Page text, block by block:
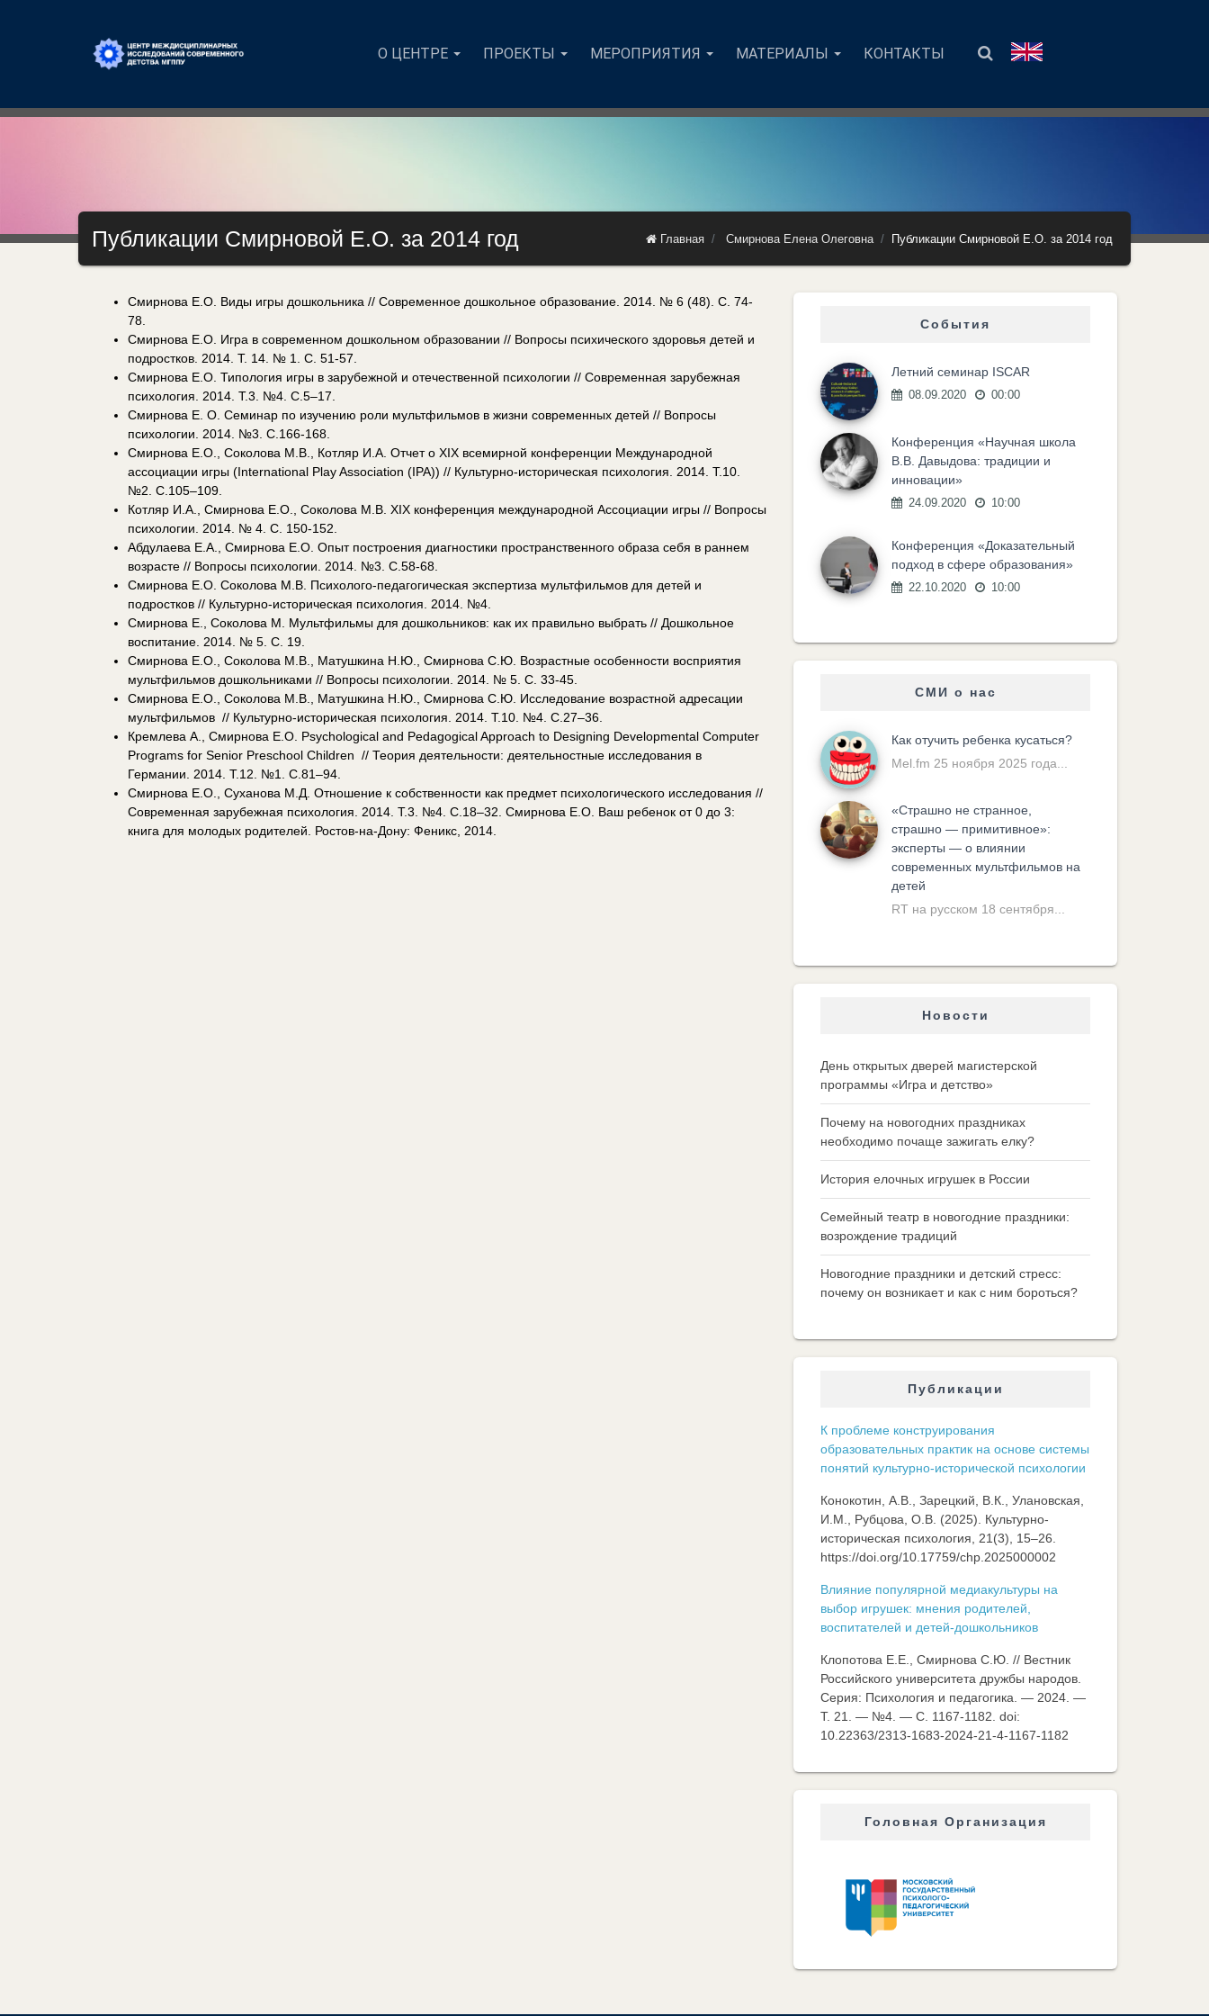
О ЦЕНТРЕ ПРОЕКТЫ МЕРОПРИЯТИЯ МАТЕРИАЛЫ КОНТАКТЫ
Публикации Смирновой Е.О. за 2014 год Главная Смирнова Елена Олеговна Публикации Смирновой Е.О. за 2014 год
Смирнова Е.О. Виды игры дошкольника // Современное дошкольное образование. 2014. № 6 (48). С. 74-
78.
Смирнова Е.О. Игра в современном дошкольном образовании // Вопросы психического здоровья детей и
подростков. 2014. Т. 14. № 1. С. 51-57.
Смирнова Е.О. Типология игры в зарубежной и отечественной психологии // Современная зарубежная
психология. 2014. Т.3. №4. С.5–17.
Смирнова Е. О. Семинар по изучению роли мультфильмов в жизни современных детей // Вопросы
психологии. 2014. №3. С.166-168.
Смирнова Е.О., Соколова М.В., Котляр И.А. Отчет о XIX всемирной конференции Международной
ассоциации игры (International Play Association (IPA)) // Культурно-историческая психология. 2014. Т.10.
№2. С.105–109.
Котляр И.А., Смирнова Е.О., Соколова М.В. XIX конференция международной Ассоциации игры // Вопросы
психологии. 2014. № 4. С. 150-152.
Абдулаева Е.А., Смирнова Е.О. Опыт построения диагностики пространственного образа себя в раннем
возрасте // Вопросы психологии. 2014. №3. С.58-68.
Смирнова Е.О. Соколова М.В. Психолого-педагогическая экспертиза мультфильмов для детей и
подростков // Культурно-историческая психология. 2014. №4.
Смирнова Е., Соколова М. Мультфильмы для дошкольников: как их правильно выбрать // Дошкольное
воспитание. 2014. № 5. С. 19.
Смирнова Е.О., Соколова М.В., Матушкина Н.Ю., Смирнова С.Ю. Возрастные особенности восприятия
мультфильмов дошкольниками // Вопросы психологии. 2014. № 5. С. 33-45.
Смирнова Е.О., Соколова М.В., Матушкина Н.Ю., Смирнова С.Ю. Исследование возрастной адресации
мультфильмов // Культурно-историческая психология. 2014. Т.10. №4. С.27–36.
Кремлева А., Смирнова Е.О. Psychological and Pedagogical Approach to Designing Developmental Computer
Programs for Senior Preschool Children // Теория деятельности: деятельностные исследования в
Германии. 2014. Т.12. №1. С.81–94.
Смирнова Е.О., Суханова М.Д. Отношение к собственности как предмет психологического исследования //
Современная зарубежная психология. 2014. Т.3. №4. С.18–32. Смирнова Е.О. Ваш ребенок от 0 до 3:
книга для молодых родителей. Ростов-на-Дону: Феникс, 2014.
События
Летний семинар ISCAR
08.09.2020 00:00
Конференция «Научная школа
В.В. Давыдова: традиции и
инновации»
24.09.2020 10:00
Конференция «Доказательный
подход в сфере образования»
22.10.2020 10:00
СМИ о нас
Как отучить ребенка кусаться?
Mel.fm 25 ноября 2025 года...
«Cтрашно не странное,
страшно — примитивное»:
эксперты — о влиянии
современных мультфильмов на
детей
RT на русском 18 сентября...
Новости
День открытых дверей магистерской
программы «Игра и детство»
Почему на новогодних праздниках
необходимо почаще зажигать елку?
История елочных игрушек в России
Семейный театр в новогодние праздники:
возрождение традиций
Новогодние праздники и детский стресс:
почему он возникает и как с ним бороться?
Публикации
К проблеме конструирования
образовательных практик на основе системы
понятий культурно-исторической психологии
Конокотин, А.В., Зарецкий, В.К., Улановская,
И.М., Рубцова, О.В. (2025). Культурно-
историческая психология, 21(3), 15–26.
https://doi.org/10.17759/chp.2025000002
Влияние популярной медиакультуры на
выбор игрушек: мнения родителей,
воспитателей и детей-дошкольников
Клопотова Е.Е., Смирнова С.Ю. // Вестник
Российского университета дружбы народов.
Серия: Психология и педагогика. — 2024. —
Т. 21. — №4. — C. 1167-1182. doi:
10.22363/2313-1683-2024-21-4-1167-1182
Головная Организация